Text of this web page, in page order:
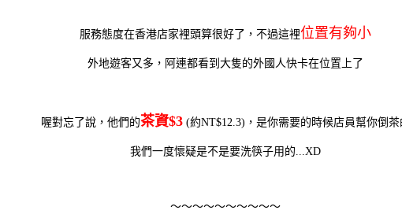
服務態度在香港店家裡頭算很好了，不過這裡位置有夠小
外地遊客又多，阿連都看到大隻的外國人快卡在位置上了
喔對忘了說，他們的茶資$3(約NT$12.3)，是你需要的時候店員幫你倒茶
我們一度懷疑是不是要洗筷子用的...XD
～～～～～～～～～～